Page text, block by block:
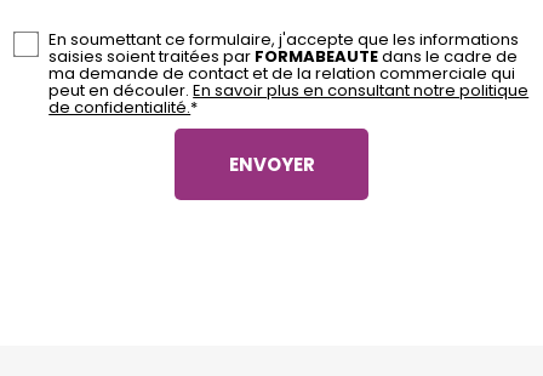
En soumettant ce formulaire, j'accepte que les informations
saisies soient traitées par FORMABEAUTEdans le cadre de
ma demande de contact et de la relation commerciale qui
peut en découler.En savoir plus en consultant notre politique
de confidentialité.*